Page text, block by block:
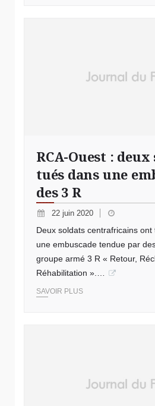
RCA-Ouest :
tués dans une
des 3 R
22 juin 2020
Deux soldats centrafricains
une embuscade tendue par
groupe armé 3 R « Retour,
Réhabilitation ».…
SAVOIR PLUS